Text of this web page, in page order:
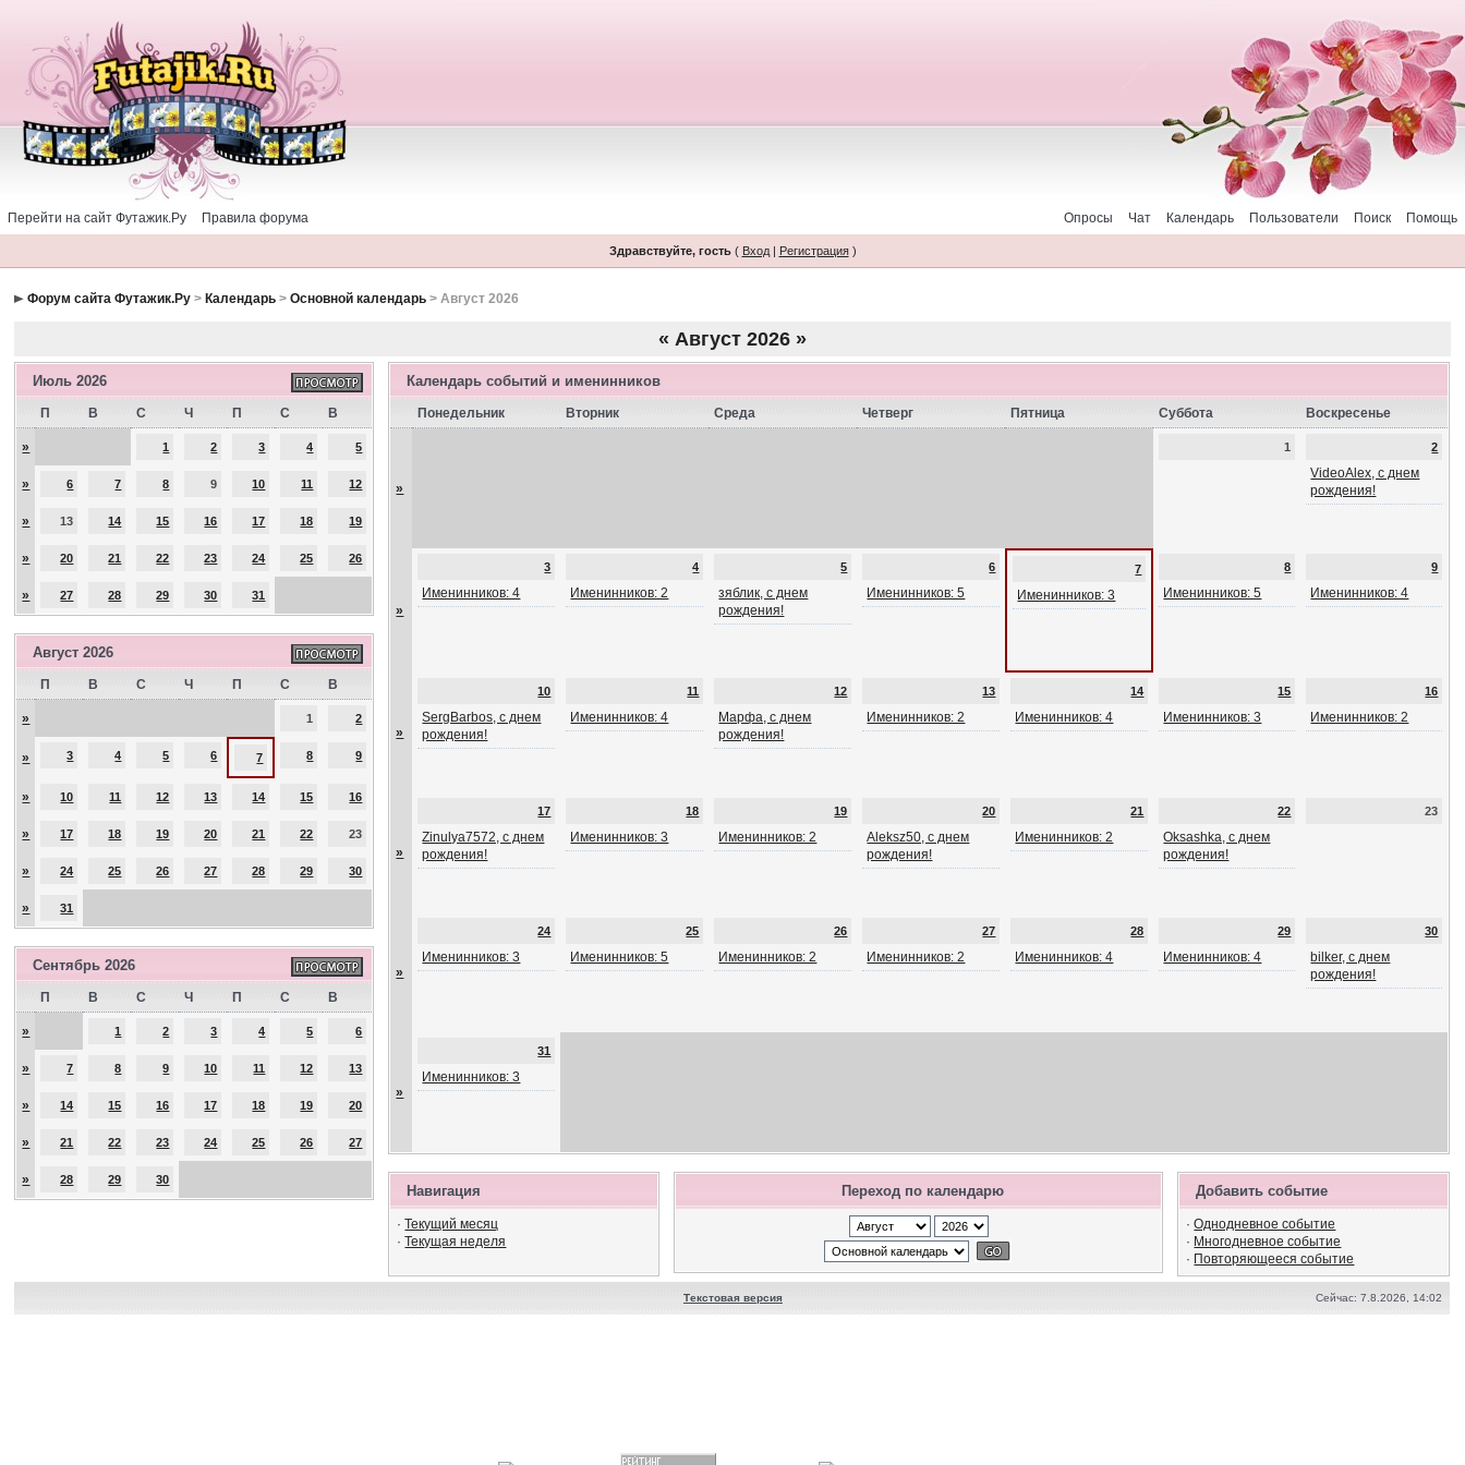
Перейти на сайт Футажик.Ру Правила форума Помощь
Поиск
Пользователи
Календарь
Чат
Опросы
Здравствуйте, гость( Вход| Регистрация)
Форум сайта Футажик.Ру > Календарь >Основной календарь > Август 2026
« Август 2026 »
Июль 2026
П В С Ч П С В
» 1 2 3 4 5
» 6 7 8 9 10 11 12
» 13 14 15 16 17 18 19
» 20 21 22 23 24 25 26
» 27 28 29 30 31
Август 2026
П В С Ч П С В
» 1 2
» 3 4 5 6 7 8 9
» 10 11 12 13 14 15 16
» 17 18 19 20 21 22 23
» 24 25 26 27 28 29 30
» 31
Сентябрь 2026
П В С Ч П С В
» 1 2 3 4 5 6
» 7 8 9 10 11 12 13
» 14 15 16 17 18 19 20
» 21 22 23 24 25 26 27
» 28 29 30
Календарь событий и именинников
Понедельник Вторник Среда Четверг Пятница Суббота Воскресенье
»
1 2
VideoAlex, с днем
рождения!
»
3
Именинников: 4
4
Именинников: 2
5
зяблик, с днем
рождения!
6
Именинников: 5
7
Именинников: 3
8
Именинников: 5
9
Именинников: 4
»
10
SergBarbos, с днем
рождения!
11
Именинников: 4
12
Марфа, с днем
рождения!
13
Именинников: 2
14
Именинников: 4
15
Именинников: 3
16
Именинников: 2
»
17
Zinulya7572, с днем
рождения!
18
Именинников: 3
19
Именинников: 2
20
Aleksz50, с днем
рождения!
21
Именинников: 2
22
Oksashka, с днем
рождения!
23
»
24
Именинников: 3
25
Именинников: 5
26
Именинников: 2
27
Именинников: 2
28
Именинников: 4
29
Именинников: 4
30
bilker, с днем
рождения!
»
31
Именинников: 3
Навигация
·Текущий месяц
·Текущая неделя
Переход по календарю Добавить событие
·Однодневное событие
· Многодневное событие
· Повторяющееся событие
Текстовая версия Сейчас: 7.8.2026, 14:02